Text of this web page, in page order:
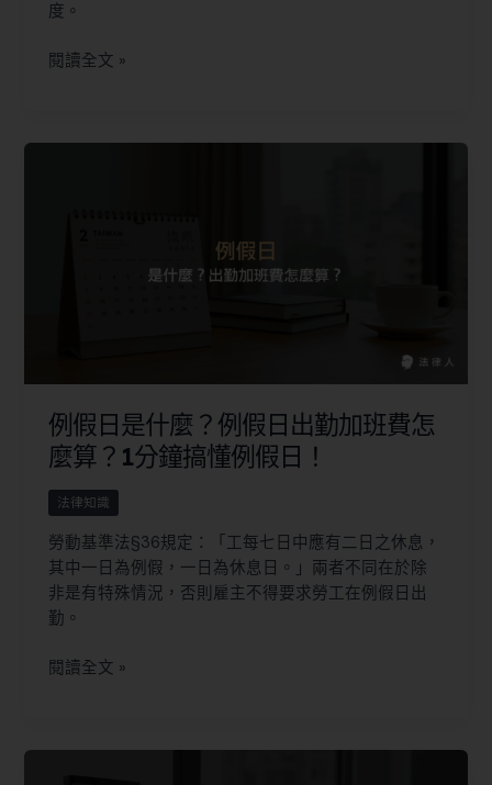
度。
閱讀全文 »
例假日是什麼？例假日出勤加班費怎
麼算？1分鐘搞懂例假日！
法律知識
勞動基準法§36規定：「工每七日中應有二日之休息，
其中一日為例假，一日為休息日。」兩者不同在於除
非是有特殊情況，否則雇主不得要求勞工在例假日出
勤。
閱讀全文 »